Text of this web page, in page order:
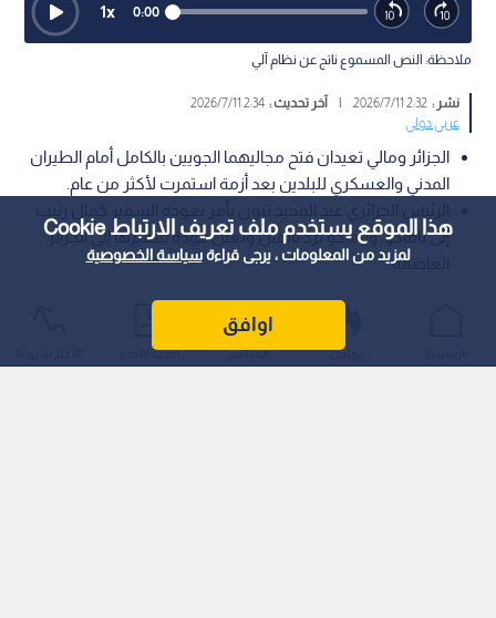
هذا الموقع يستخدم ملف تعريف الارتباط Cookie
لمزيد من المعلومات ، يرجى قراءةسياسة الخصوصية
اوافق
0:00
1x
ملاحظة: النص المسموع ناتج عن نظام آلي
نشر :2:32 2026/7/11
| آخر تحديث :2:34 2026/7/11
عربي دولي
الجزائر ومالي تعيدان فتح مجاليهما الجويين بالكامل أمام الطيران
المدني والعسكري للبلدين بعد أزمة استمرت لأكثر من عام.
إلى باماكو، وباماكو ترد بالمثل وتعلن عودة سفيرها إلى الجزائر
العاصمة.
مجاليهما الجويين أمام طائرات البلدين، بعد أكثر من عام على التوتر
المحتدم الذي أعقب إسقاط مسيرة تابعة للجيش المالي في أواخر
عواجل المباشر أحدث الأخبار